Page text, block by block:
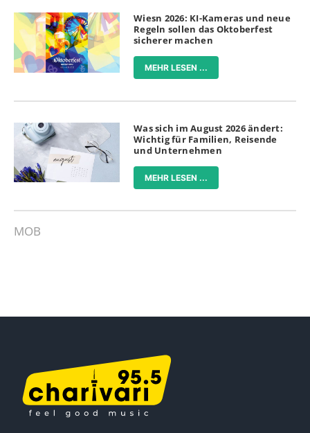
Wiesn 2026: KI-Kameras und neue
Regeln sollen das Oktoberfest
sicherer machen
MEHR LESEN ...
Was sich im August 2026 ändert:
Wichtig für Familien, Reisende
und Unternehmen
MEHR LESEN ...
MOB